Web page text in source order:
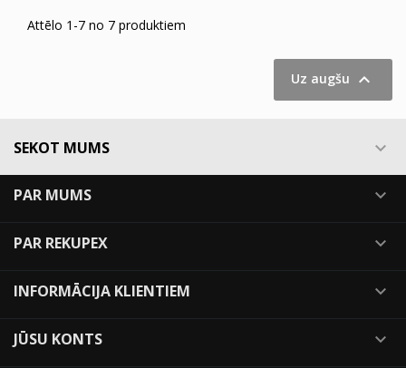
Attēlo 1-7 no 7 produktiem
Uz augšu 
SEKOT MUMS 
PAR MUMS 
PAR REKUPEX 
INFORMĀCIJA KLIENTIEM 
JŪSU KONTS 